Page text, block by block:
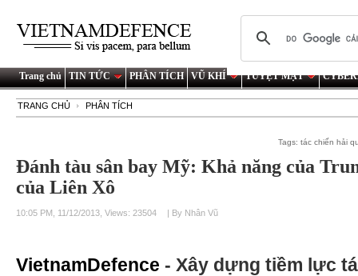
Trang chủ TIN TỨC PHÂN TÍCH VŨ KHÍ TUYỆT MẬT
TRANG CHỦ PHÂN TÍCH
Tags:tác chiến hải
Đánh tàu sân bay Mỹ: Khả năng của
của Liên Xô
10:05 PM, 11/12/2013, Views: 23504 | By Nhân Vũ
VietnamDefence - Xây dựng tiềm lực